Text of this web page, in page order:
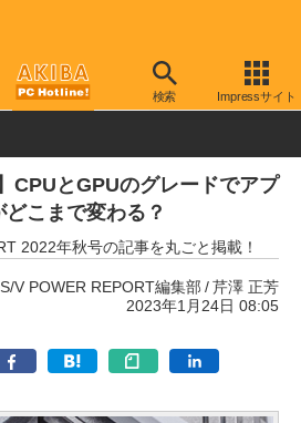
検索 Impressサイト
ツ CPU
CPUとGPUのグレードでアプ
こまで変わる？
2022年秋号の記事を丸ごと掲載！
V POWER REPORT編集部
芹澤 正芳
2023年1月24日 08:05